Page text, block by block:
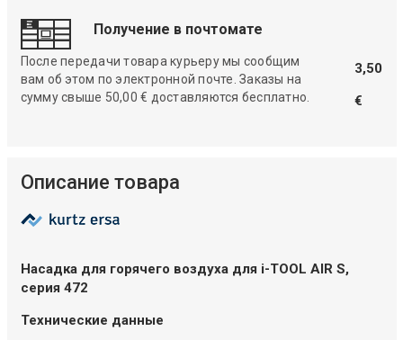
Получение в почтомате
После передачи товара курьеру мы сообщим
вам об этом по электронной почте. Заказы на
сумму свыше 50,00 € доставляются бесплатно.
3,50
€
Описание товара
Насадка для горячего воздуха для i-TOOL AIR S,
серия 472
Технические данные